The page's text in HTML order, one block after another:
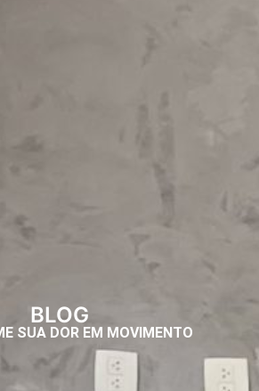
BLOG
SUA DOR EM MOVIMENTO